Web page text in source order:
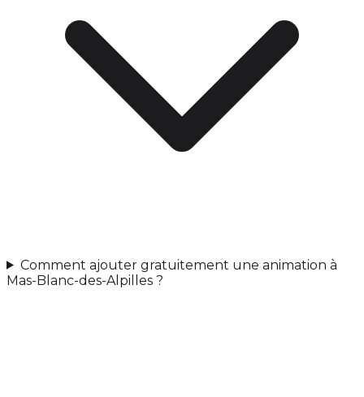
Comment ajouter gratuitement une animation à
Mas-Blanc-des-Alpilles ?